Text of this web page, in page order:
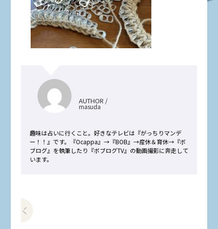
AUTHOR /
masuda
趣味は占いに行くこと。好きなテレビは『がっちりマンデ
ー！！』です。『Ocappa』→『BOB』→産休＆育休→『ボ
ブログ』を執筆したり『ボブログTV』の動画撮影に奔走して
います。